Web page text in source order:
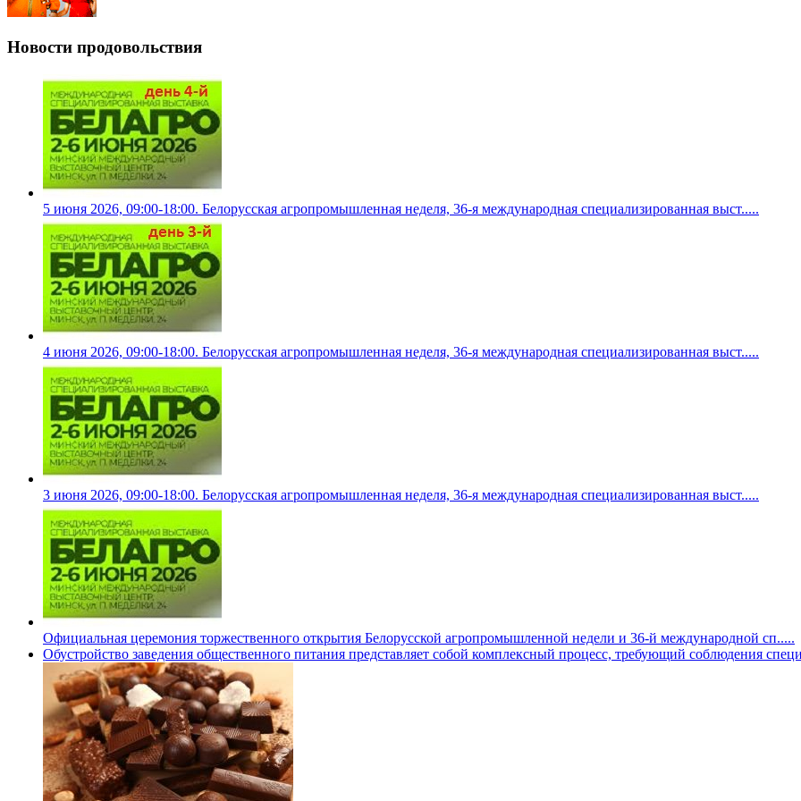
Новости продовольствия
5 июня 2026, 09:00-18:00. Белорусская агропромышленная неделя, 36-я международная специализированная выст.....
4 июня 2026, 09:00-18:00. Белорусская агропромышленная неделя, 36-я международная специализированная выст.....
3 июня 2026, 09:00-18:00. Белорусская агропромышленная неделя, 36-я международная специализированная выст.....
Официальная церемония торжественного открытия Белорусской агропромышленной недели и 36-й международной сп.....
Обустройство заведения общественного питания представляет собой комплексный процесс, требующий соблюдения